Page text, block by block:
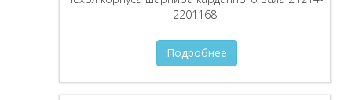
2201168
Подробнее